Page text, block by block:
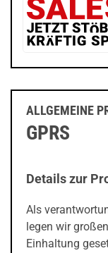
ALLGEMEINE
GPRS
Details zur
Als
legen wir
Einhaltung